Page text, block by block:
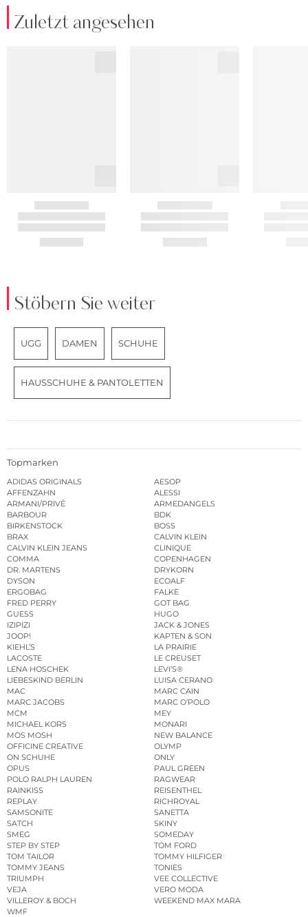
Zuletzt angesehen
Stöbern Sie weiter
UGG DAMEN SCHUHE
HAUSSCHUHE & PANTOLETTEN
Topmarken
ADIDAS ORIGINALS
AESOP
AFFENZAHN
ALESSI
ARMANI/PRIVÉ
ARMEDANGELS
BARBOUR
BDK
BIRKENSTOCK
BOSS
BRAX
CALVIN KLEIN
CALVIN KLEIN JEANS
CLINIQUE
COMMA
COPENHAGEN
DR. MARTENS
DRYKORN
DYSON
ECOALF
ERGOBAG
FALKE
FRED PERRY
GOT BAG
GUESS
HUGO
IZIPIZI
JACK & JONES
JOOP!
KAPTEN & SON
KIEHL’S
LA PRAIRIE
LACOSTE
LE CREUSET
LENA HOSCHEK
LEVI’S®
LIEBESKIND BERLIN
LUISA CERANO
MAC
MARC CAIN
MARC JACOBS
MARC O’POLO
MCM
MEY
MICHAEL KORS
MONARI
MOS MOSH
NEW BALANCE
OFFICINE CREATIVE
OLYMP
ON SCHUHE
ONLY
OPUS
PAUL GREEN
POLO RALPH LAUREN
RAGWEAR
RAINKISS
REISENTHEL
REPLAY
RICHROYAL
SAMSONITE
SANETTA
SATCH
SKINY
SMEG
SOMEDAY
STEP BY STEP
TOM FORD
TOM TAILOR
TOMMY HILFIGER
TOMMY JEANS
TONIES
TRIUMPH
VEE COLLECTIVE
VEJA
VERO MODA
VILLEROY & BOCH
WEEKEND MAX MARA
WMF